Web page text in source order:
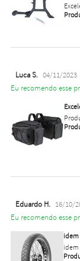
Luca S. 04/11/2023
Eu recomendo esse
Eduardo H. 16/10/
Eu recomendo esse
idem
idem